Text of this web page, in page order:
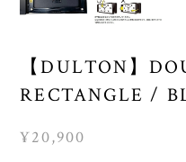
【DULTON】
RECTANGLE /
¥20,900